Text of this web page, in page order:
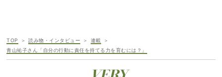
TOP 読み物・インタビュー
連載
青山祐子さん「自分の行動に責任を持てる力を育むには？」